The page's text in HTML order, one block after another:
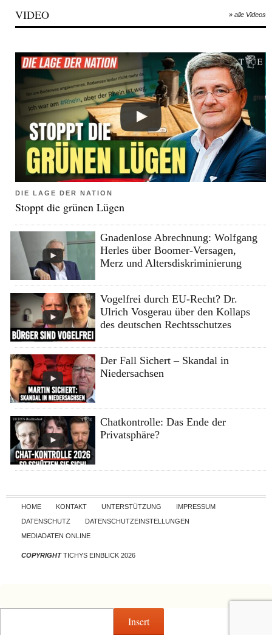
VIDEO » alle Videos
DIE LAGE DER NATION
Stoppt die grünen Lügen
Gnadenlose Abrechnung: Wolfgang
Herles über Boomer-Versagen,
Merz und Altersdiskriminierung
Vogelfrei durch EU-Recht? Dr.
Ulrich Vosgerau über den Kollaps
des deutschen Rechtsschutzes
Der Fall Sichert – Skandal in
Niedersachsen
Chatkontrolle: Das Ende der
Privatsphäre?
Skip to content
HOME KONTAKT UNTERSTÜTZUNG
IMPRESSUM
DATENSCHUTZ
DATENSCHUTZEINSTELLUNGEN
MEDIADATEN ONLINE
COPYRIGHTTICHYS EINBLICK 2026
Insert